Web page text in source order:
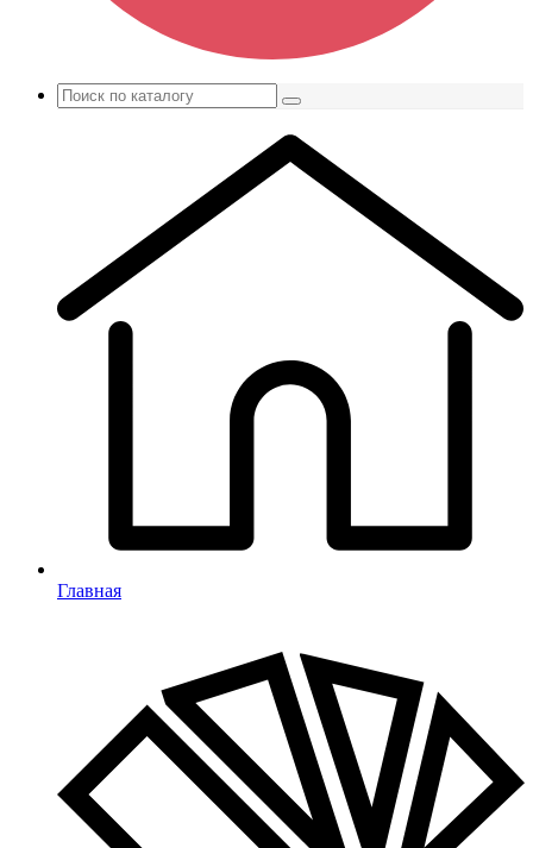
Главная